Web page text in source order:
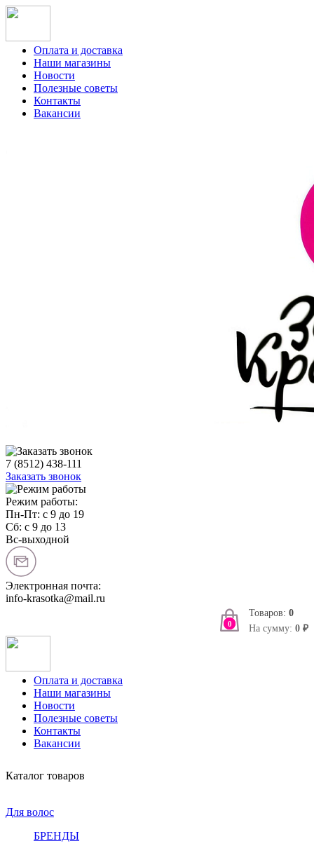
Оплата и доставка
Наши магазины
Новости
Полезные советы
Контакты
Вакансии
7 (8512) 438-111
Заказать звонок
Режим работы:
Пн-Пт: с 9 до 19
Сб: с 9 до 13
Вс-выходной
Электронная почта:
info-krasotka@mail.ru
Товаров: 0
На сумму: 0 ₽
0
Оплата и доставка
Наши магазины
Новости
Полезные советы
Контакты
Вакансии
Каталог товаров
Для волос
БРЕНДЫ